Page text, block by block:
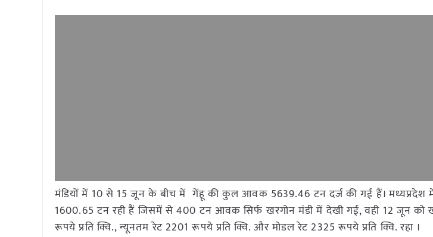
मंडियों में 10 से 15 जून के बीच में गेंहू की कुल आवक 5639.46 टन दर्ज की गई हैं।
1600.65 टन रही हैं जिसमें से 400 टन आवक सिर्फ खरगोन मंडी में देखी गई, वही 12 जून को
रूपये प्रति क्वि., न्यूनतम रेट 2201 रूपये प्रति क्वि. और मोडल रेट 2325 रूपये प्रति क्वि. रहा ।